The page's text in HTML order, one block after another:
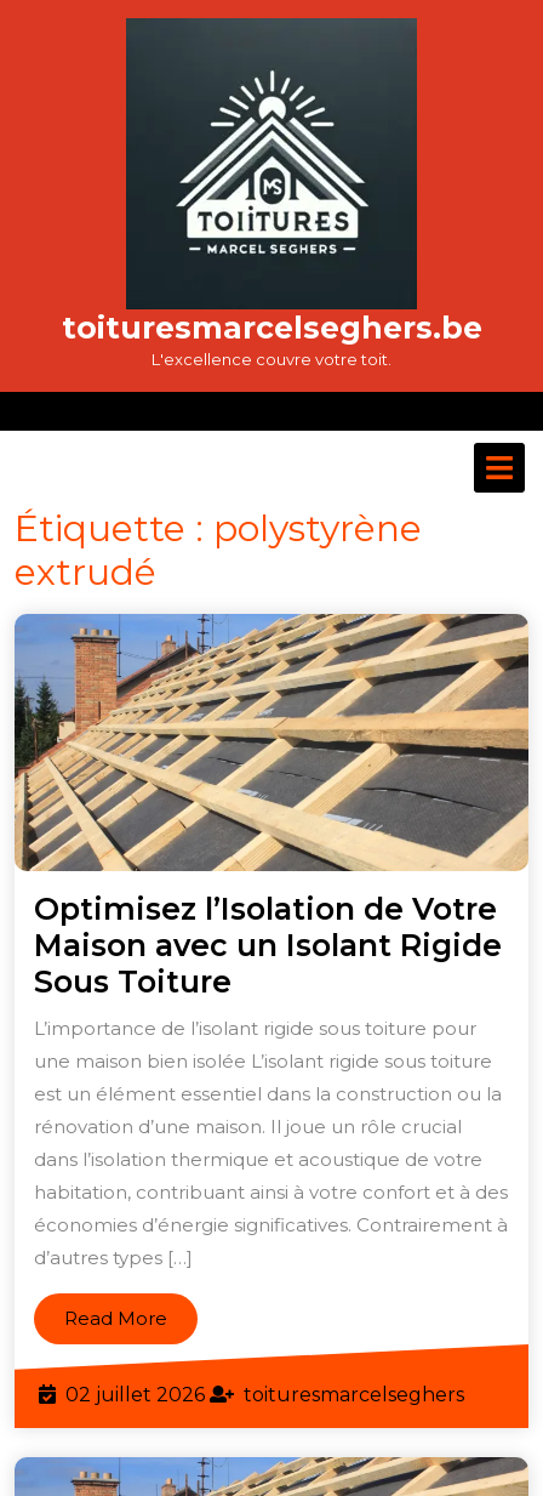
toituresmarcelseghers.be
L'excellence couvre votre toit.
Étiquette : polystyrène
extrudé
Optimisez l’Isolation de Votre
Maison avec un Isolant Rigide
Sous Toiture
l’Isolation
de
Votre
Maison
avec
un
Isolant
Toiture
L’importance de l’isolant rigide sous toiture pour
une maison bien isolée L’isolant rigide sous toiture
est un élément essentiel dans la construction ou la
rénovation d’une maison. Il joue un rôle crucial
dans l’isolation thermique et acoustique de votre
habitation, contribuant ainsi à votre confort et à des
économies d’énergie significatives. Contrairement à
d’autres types […]
Read More Read
More
02 juillet 202602
juillet
2026
toituresmarcelseghers